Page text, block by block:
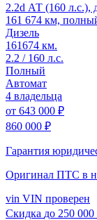
2.2d АТ (160 л.с.),
161 674 км,
Дизель
161674 км.
2.2 / 160 л.с.
Полный
Автомат
4 владельца
от 643 000 ₽
860 000 ₽
Гарантия
Оригинал ПТС в
vin VIN проверен
Скидка до 250 000